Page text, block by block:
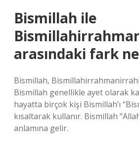
Bismillah ile
arasındaki fark
Bismillah,
Bismillah genellikle ayet olarak
hayatta birçok kişi Bismillah’ı
kısaltarak kullanır. Bismillah
anlamına gelir.